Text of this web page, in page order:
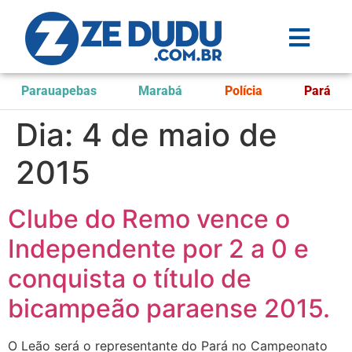
Parauapebas Marabá Polícia Pará
Dia: 4 de maio de
2015
Clube do Remo vence o
Independente por 2 a 0 e
conquista o título de
bicampeão paraense 2015.
O Leão será o representante do Pará no Campeonato